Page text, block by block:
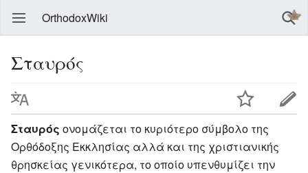
OrthodoxWiki
Σταυρός
Σταυρός ονομάζεται το κυριότερο σύμβολο της
Ορθόδοξης Εκκλησίας αλλά και της χριστιανικής
θρησκείας γενικότερα, το οποίο υπενθυμίζει την